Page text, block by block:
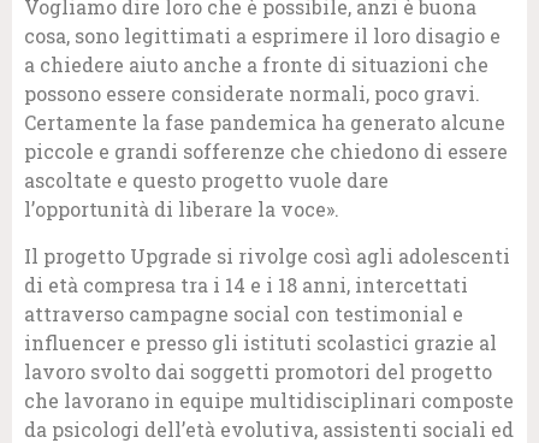
Vogliamo dire loro che è possibile, anzi è buona
cosa, sono legittimati a esprimere il loro disagio e
a chiedere aiuto anche a fronte di situazioni che
possono essere considerate normali, poco gravi.
Certamente la fase pandemica ha generato alcune
piccole e grandi sofferenze che chiedono di essere
ascoltate e questo progetto vuole dare
l’opportunità di liberare la voce».
Il progetto Upgrade si rivolge così agli adolescenti
di età compresa tra i 14 e i 18 anni, intercettati
attraverso campagne social con testimonial e
influencer e presso gli istituti scolastici grazie al
lavoro svolto dai soggetti promotori del progetto
che lavorano in equipe multidisciplinari composte
da psicologi dell’età evolutiva, assistenti sociali ed